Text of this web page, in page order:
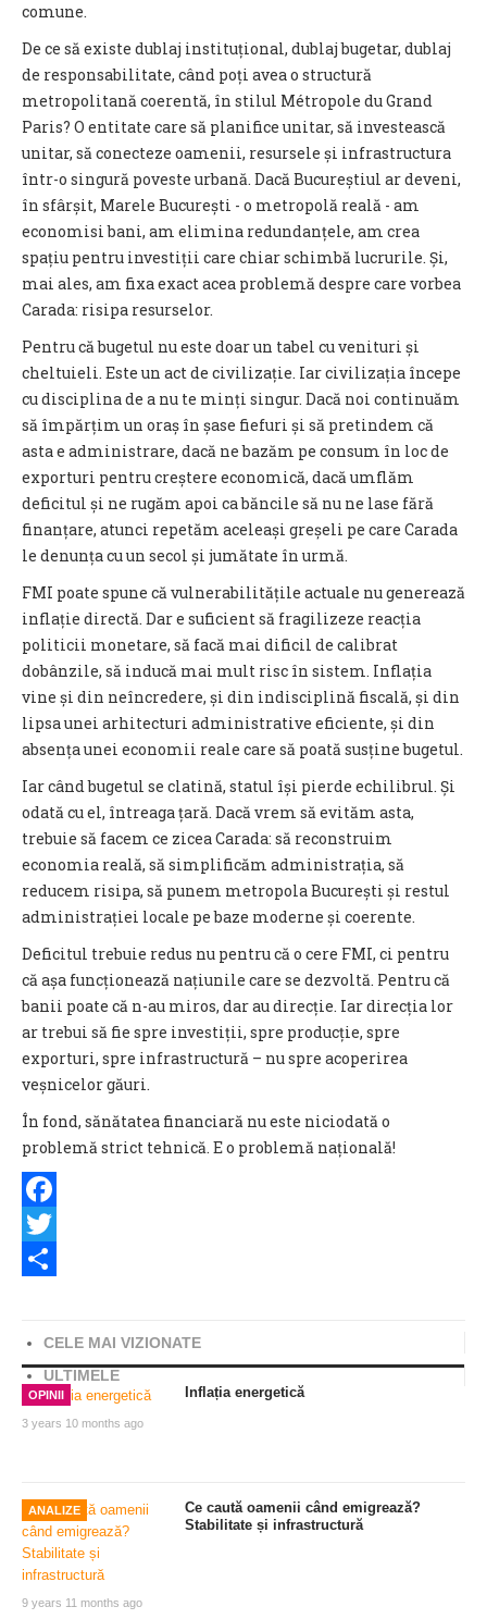
comune.
De ce să existe dublaj instituțional, dublaj bugetar, dublaj
de responsabilitate, când poți avea o structură
metropolitană coerentă, în stilul Métropole du Grand
Paris? O entitate care să planifice unitar, să investească
unitar, să conecteze oamenii, resursele și infrastructura
într-o singură poveste urbană. Dacă Bucureștiul ar deveni,
în sfârșit, Marele București - o metropolă reală - am
economisi bani, am elimina redundanțele, am crea
spațiu pentru investiții care chiar schimbă lucrurile. Și,
mai ales, am fixa exact acea problemă despre care vorbea
Carada: risipa resurselor.
Pentru că bugetul nu este doar un tabel cu venituri și
cheltuieli. Este un act de civilizație. Iar civilizația începe
cu disciplina de a nu te minți singur. Dacă noi continuăm
să împărțim un oraș în șase fiefuri și să pretindem că
asta e administrare, dacă ne bazăm pe consum în loc de
exporturi pentru creștere economică, dacă umflăm
deficitul și ne rugăm apoi ca băncile să nu ne lase fără
finanțare, atunci repetăm aceleași greșeli pe care Carada
le denunța cu un secol și jumătate în urmă.
FMI poate spune că vulnerabilitățile actuale nu generează
inflație directă. Dar e suficient să fragilizeze reacția
politicii monetare, să facă mai dificil de calibrat
dobânzile, să inducă mai mult risc în sistem. Inflația
vine și din neîncredere, și din indisciplină fiscală, și din
lipsa unei arhitecturi administrative eficiente, și din
absența unei economii reale care să poată susține bugetul.
Iar când bugetul se clatină, statul își pierde echilibrul. Și
odată cu el, întreaga țară. Dacă vrem să evităm asta,
trebuie să facem ce zicea Carada: să reconstruim
economia reală, să simplificăm administrația, să
reducem risipa, să punem metropola București și restul
administrației locale pe baze moderne și coerente.
Deficitul trebuie redus nu pentru că o cere FMI, ci pentru
că așa funcționează națiunile care se dezvoltă. Pentru că
banii poate că n-au miros, dar au direcție. Iar direcția lor
ar trebui să fie spre investiții, spre producție, spre
exporturi, spre infrastructură – nu spre acoperirea
veșnicelor găuri.
În fond, sănătatea financiară nu este niciodată o
problemă strict tehnică. E o problemă națională!
Facebook
Twitter
CELE MAI VIZIONATE
ULTIMELE
OPINII
3 years 10 months ago
Inflația energetică
ANALIZE
9 years 11 months ago
Ce caută oamenii când emigrează?
Stabilitate și infrastructură